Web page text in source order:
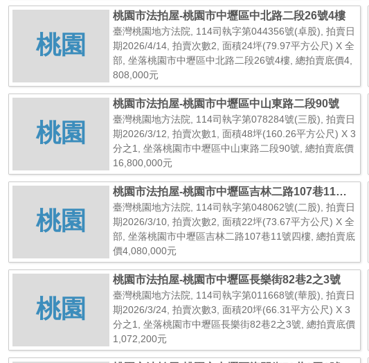
桃園
桃園市法拍屋-桃園市中壢區中北路二段26號4樓
臺灣桃園地方法院, 114司執字第044356號(卓股), 拍賣日
期2026/4/14, 拍賣次數2, 面積24坪(79.97平方公尺) X 全
部, 坐落桃園市中壢區中北路二段26號4樓, 總拍賣底價4,
808,000元
桃園
桃園市法拍屋-桃園市中壢區中山東路二段90號
臺灣桃園地方法院, 114司執字第078284號(三股), 拍賣日
期2026/3/12, 拍賣次數1, 面積48坪(160.26平方公尺) X 3
分之1, 坐落桃園市中壢區中山東路二段90號, 總拍賣底價
16,800,000元
桃園
桃園市法拍屋-桃園市中壢區吉林二路107巷11號
四樓
臺灣桃園地方法院, 114司執字第048062號(二股), 拍賣日
期2026/3/10, 拍賣次數2, 面積22坪(73.67平方公尺) X 全
部, 坐落桃園市中壢區吉林二路107巷11號四樓, 總拍賣底
價4,080,000元
桃園
桃園市法拍屋-桃園市中壢區長樂街82巷2之3號
臺灣桃園地方法院, 114司執字第011668號(華股), 拍賣日
期2026/3/24, 拍賣次數3, 面積20坪(66.31平方公尺) X 3
分之1, 坐落桃園市中壢區長樂街82巷2之3號, 總拍賣底價
1,072,200元